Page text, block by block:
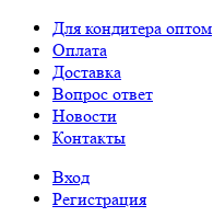
Для кондитера оптом
Оплата
Доставка
Вопрос ответ
Новости
Контакты
Вход
Регистрация